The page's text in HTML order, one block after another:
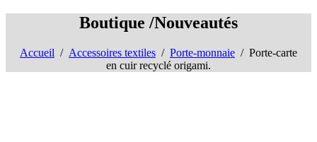
Boutique /Nouveautés
Accueil / Accessoires textiles / Porte-monnaie / Porte-carte
en cuir recyclé origami.